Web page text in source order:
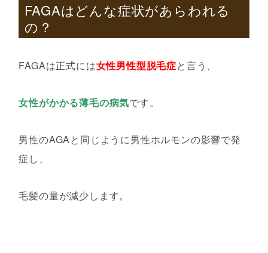
FAGAはどんな症状があらわれる
の？
FAGAは正式には女性男性型脱毛症と言う、
女性がかかる薄毛の病気です。
男性のAGAと同じように男性ホルモンの影響で発
症し、
毛髪の量が減少します。